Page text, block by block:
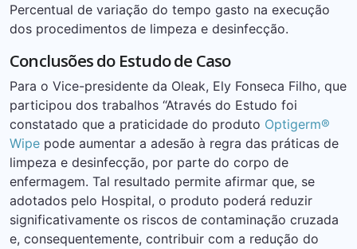
Percentual de variação do tempo gasto na execução
dos procedimentos de limpeza e desinfecção.
Conclusões do Estudo de Caso
Para o Vice-presidente da Oleak, Ely Fonseca Filho, que
participou dos trabalhos “Através do Estudo foi
constatado que a praticidade do produto Optigerm®
Wipe pode aumentar a adesão à regra das práticas de
limpeza e desinfecção, por parte do corpo de
enfermagem. Tal resultado permite afirmar que, se
adotados pelo Hospital, o produto poderá reduzir
significativamente os riscos de contaminação cruzada
e, consequentemente, contribuir com a redução do